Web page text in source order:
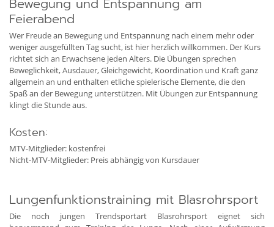
Bewegung und Entspannung am
Feierabend
Wer Freude an Bewegung und Entspannung nach einem mehr oder
weniger ausgefüllten Tag sucht, ist hier herzlich willkommen. Der Kurs
richtet sich an Erwachsene jeden Alters. Die Übungen sprechen
Beweglichkeit, Ausdauer, Gleichgewicht, Koordination und Kraft ganz
allgemein an und enthalten etliche spielerische Elemente, die den
Spaß an der Bewegung unterstützen. Mit Übungen zur Entspannung
klingt die Stunde aus.
Kosten:
MTV-Mitglieder: kostenfrei
Nicht-MTV-Mitglieder: Preis abhängig von Kursdauer
Lungenfunktionstraining mit Blasrohrsport
Die noch jungen Trendsportart Blasrohrsport eignet sich